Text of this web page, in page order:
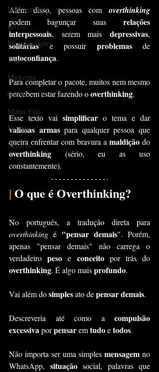
Introvertido
Livros
Recomendações
Vida
Marketing
Outros
Minha Vida
Notion
Negócios
Além disso, pessoas com
podem bagunçar suas relações
interpessoais, serem mais depressivas
solitárias e possuir problemas
autoconfiança.
Para completar o pacote, muitos nem mesmo
percebem estar fazendo o overthinking.
Esse texto vai simplificar o tema e dar
valiosas armas para qualquer pessoa que
queira enfrentar com bravura a maldição
overthinking (sério, eu as uso
constantemente).
| O que é Overthinking?
overthinking é "pensar demais". Porém,
apenas "pensar demais" não carrega o
verdadeiro peso e conceito
overthinking. É algo mais profundo.
Vai além do simples ato de pensar demais.
Descreveria até como a compulsão
excessiva por pensar em tudo e todos.
Não importa ser uma simples mensagem no
WhatsApp, situação social, palavras que